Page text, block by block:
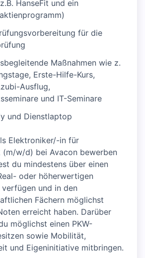
HanseFit und ein
für die
Maßnahmen wie z.
Erste-Hilfe-Kurs,
Ausflug,
und IT-Seminare
und Dienstlaptop
Elektroniker/-in für
(m/w/d) bei Avacon bewerben
du mindestens über einen
oder höherwertigen
verfügen und in den
Fächern möglichst
erreicht haben. Darüber
möglichst einen PKW-
sowie Mobilität,
und Eigeninitiative mitbringen.